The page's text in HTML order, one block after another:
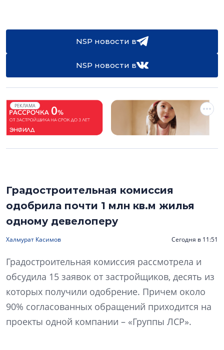
NSP новости в
NSP новости в
РЕКЛАМА
Градостроительная комиссия
одобрила почти 1 млн кв.м жилья
одному девелоперу
Халмурат Касимов Сегодня в 11:51
Градостроительная комиссия рассмотрела и
обсудила 15 заявок от застройщиков, десять из
которых получили одобрение. Причем около
90% согласованных обращений приходится на
проекты одной компании – «Группы ЛСР».